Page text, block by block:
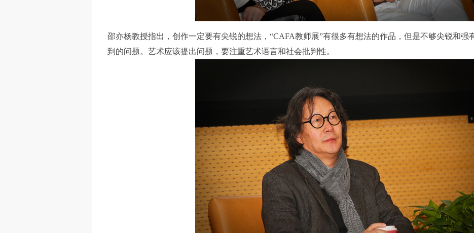
邵亦杨教授指出，创作一定要有尖锐的想法，“CAFA教师展”有很多有想法的作品，但是不够尖锐和强
到的问题。艺术应该提出问题，要注重艺术语言和社会批判性。
第六条
参与活动者在参与活动时应当在美术馆工作人员及活动导师、教师指导下进
行，并正确的使用活动中所涉及到的绘画工具、创作材料及配套设备、设
施，若参与者因个人原因在使用相应绘画工具、创作材料及配套设备、设施
动中任何非事故当事人及美术馆将不承担人身事故的任何责任。
中央美术学院美术馆肖像权许可使用协议
根据《中华人民共和国广告法》、《中华人民共和国民法通则》以及 最高人
民法院关于贯彻执行 《中华人民共和国民法通则》若干问题的意见（试行）>
的有关规定，为明确肖像许可方（甲方）和使用方（乙方）的权利义务关
系，经双方友好协商，甲乙双方就带有甲方肖像的作品的使用达成如下一致
协议：
一、 一般约定
（1）、甲方为本协议中的肖像权人，自愿将自己的肖像权许可乙方作符合本
第六条
参与活动者在参与活动时应当在美术馆工作人员及活动导师、教师指导下进
行，并正确的使用活动中所涉及到的绘画工具、创作材料及配套设备、设
施，若参与者因个人原因在使用相应绘画工具、创作材料及配套设备、设施
动中任何非事故当事人及美术馆将不承担人身事故的任何责任。
中央美术学院美术馆肖像权许可使用协议
根据《中华人民共和国广告法》、《中华人民共和国民法通则》以及 最高人
民法院关于贯彻执行 《中华人民共和国民法通则》若干问题的意见（试行）>
的有关规定，为明确肖像许可方（甲方）和使用方（乙方）的权利义务关
系，经双方友好协商，甲乙双方就带有甲方肖像的作品的使用达成如下一致
协议：
一、 一般约定
（1）、甲方为本协议中的肖像权人，自愿将自己的肖像权许可乙方作符合本
第六条
参与活动者在参与活动时应当在美术馆工作人员及活动导师、教师指导下进
行，并正确的使用活动中所涉及到的绘画工具、创作材料及配套设备、设
施，若参与者因个人原因在使用相应绘画工具、创作材料及配套设备、设施
动中任何非事故当事人及美术馆将不承担人身事故的任何责任。
中央美术学院美术馆肖像权许可使用协议
根据《中华人民共和国广告法》、《中华人民共和国民法通则》以及 最高人
民法院关于贯彻执行 《中华人民共和国民法通则》若干问题的意见（试行）>
的有关规定，为明确肖像许可方（甲方）和使用方（乙方）的权利义务关
系，经双方友好协商，甲乙双方就带有甲方肖像的作品的使用达成如下一致
协议：
一、 一般约定
（1）、甲方为本协议中的肖像权人，自愿将自己的肖像权许可乙方作符合本